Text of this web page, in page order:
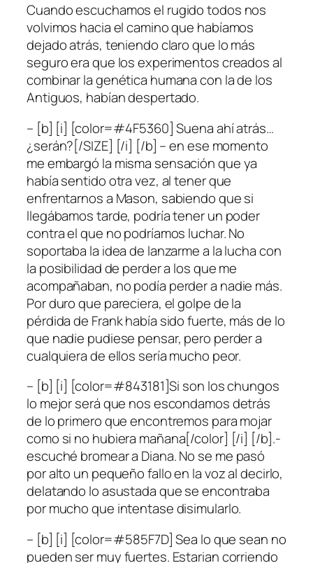
Cuando escuchamos el rugido todos nos
volvimos hacia el camino que habíamos
dejado atrás, teniendo claro que lo más
seguro era que los experimentos creados al
combinar la genética humana con la de los
Antiguos, habían despertado.
– [b] [i] [color=#4F5360] Suena ahí atrás…
¿serán?[/SIZE] [/i] [/b] – en ese momento
me embargó la misma sensación que ya
había sentido otra vez, al tener que
enfrentarnos a Mason, sabiendo que si
llegábamos tarde, podría tener un poder
contra el que no podríamos luchar. No
soportaba la idea de lanzarme a la lucha con
la posibilidad de perder a los que me
acompañaban, no podía perder a nadie más.
Por duro que pareciera, el golpe de la
pérdida de Frank había sido fuerte, más de lo
que nadie pudiese pensar, pero perder a
cualquiera de ellos sería mucho peor.
– [b] [i] [color=#843181]Si son los chungos
lo mejor será que nos escondamos detrás
de lo primero que encontremos para mojar
como si no hubiera mañana[/color] [/i] [/b].-
escuché bromear a Diana. No se me pasó
por alto un pequeño fallo en la voz al decirlo,
delatando lo asustada que se encontraba
por mucho que intentase disimularlo.
– [b] [i] [color=#585F7D] Sea lo que sean no
pueden ser muy fuertes. Estarian corriendo